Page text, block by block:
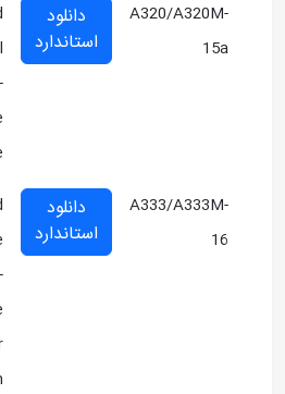
A320/A320M-
15a
دانلود
استاندارد
A333/A333M-
16
دانلود
استاندارد